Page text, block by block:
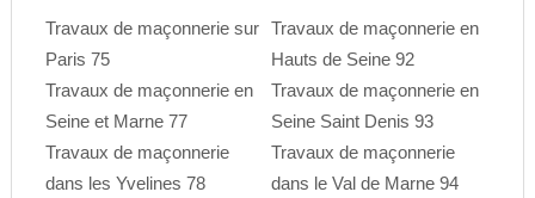
Travaux de maçonnerie sur
Paris 75
Travaux de maçonnerie en
Seine et Marne 77
Travaux de maçonnerie
dans les Yvelines 78
Travaux de maçonnerie en
Hauts de Seine 92
Travaux de maçonnerie en
Seine Saint Denis 93
Travaux de maçonnerie
dans le Val de Marne 94